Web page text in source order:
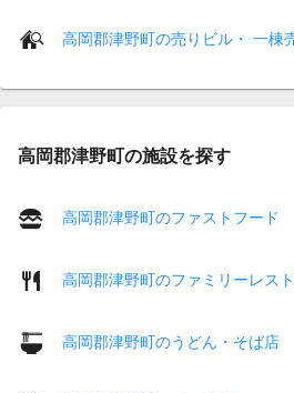
高岡郡津野町の売りビル・ 一棟
高岡郡津野町の施設を探す
高岡郡津野町のファストフード
高岡郡津野町のファミリーレス
高岡郡津野町のうどん・そば店